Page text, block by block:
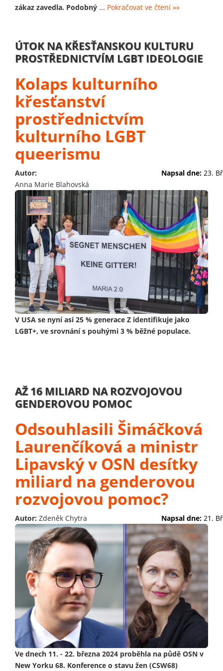
zákaz zavedla. Podobný ... Pokračovat ve čtení »»
ÚTOK NA KŘESŤANSKOU KULTURU
PROSTŘEDNICTVÍM LGBT IDEOLOGIE
Kolaps kulturního
křesťanství
prostřednictvím
kulturního LGBT
queerismu
Autor:
Anna Marie Blahovská
Napsal dne: 23.
V USA se nyní asi 25 % generace Z identifikuje jako
LGBT+, ve srovnání s pouhými 3 % běžné populace.
AŽ 16 MILIARD NA ROZVOJOVOU
GENDEROVOU POMOC
Odsouhlasili Šimáčková
Laurenčíková a ministr
Lipavský v OSN desítky
miliard na genderovou
rozvojovou pomoc?
Autor: Zdeněk Chytra Napsal dne: 21.
Ve dnech 11. - 22. března 2024 proběhla na půdě OSN v
New Yorku 68. Konference o stavu žen (CSW68)